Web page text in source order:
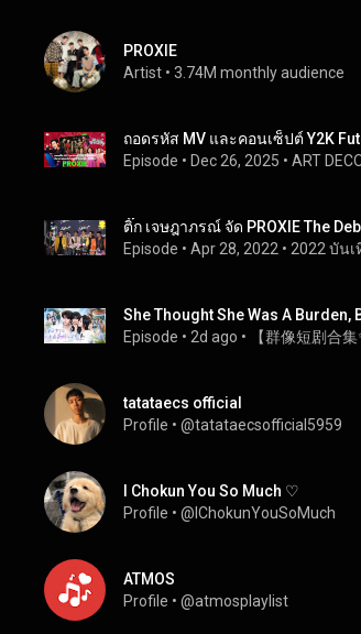
PROXIE
Artist • 3.74M monthly audience
ถอดรหัส MV และคอนเซ็ปต์ Y2K
Episode • Dec 26, 2025 • ART
ติ๊ก เจษฎาภรณ์ จัด PROXIE The
Episode • Apr 28, 2022 • 2022 บันเ
She Thought She Was A Burden,
Episode • 2d ago • 【群像短剧合
tatataecs official
Profile • @tatataecsofficial5959
I Chokun You So Much ♡
Profile • @IChokunYouSoMuch
ATMOS
Profile • @atmosplaylist